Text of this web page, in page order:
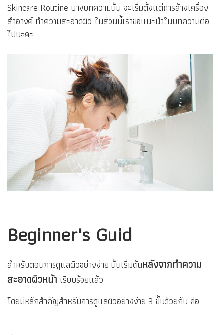
Skincare Routine บางบทความนั้น จะเริ่มตั้งแต่การล้างเครื่อง
สำอางค์ ทำความสะอาดผิว ในส่วนนี้เราขอแนะนำในบทความต่อ
ไปนะคะ
Beginner's Guid
สำหรับตอนการดูแลผิวอย่างง่าย นั้นเริ่มต้นหลังจากทำความ
สะอาดผิวหน้า เรียบร้อยแล้ว
โดยมีหลักสำคัญสำหรับการดูแลผิวอย่างง่าย 3 ขั้นด้วยกัน คือ